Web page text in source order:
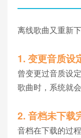
离线歌曲又重新
1. 变更音质设
曾变更过音质设
歌曲时，系统就
2. 音档未下载
音档在下载的过